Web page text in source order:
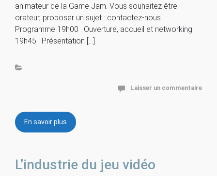
animateur de la Game Jam. Vous souhaitez être
orateur, proposer un sujet : contactez-nous
Programme 19h00 : Ouverture, accueil et networking
19h45 : Présentation […]
Laisser un commentaire
En savoir plus
L’industrie du jeu vidéo